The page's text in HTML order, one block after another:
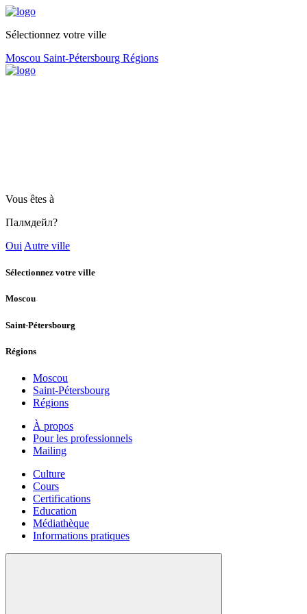
Sélectionnez votre ville
Moscou Saint-Pétersbourg Régions
Vous êtes à
Палмдейл?
Oui Autre ville
Sélectionnez votre ville
Moscou
Saint-Pétersbourg
Régions
Moscou
Saint-Pétersbourg
Régions
À propos
Pour les professionnels
Mailing
Culture
Cours
Certifications
Education
Médiathèque
Informations pratiques